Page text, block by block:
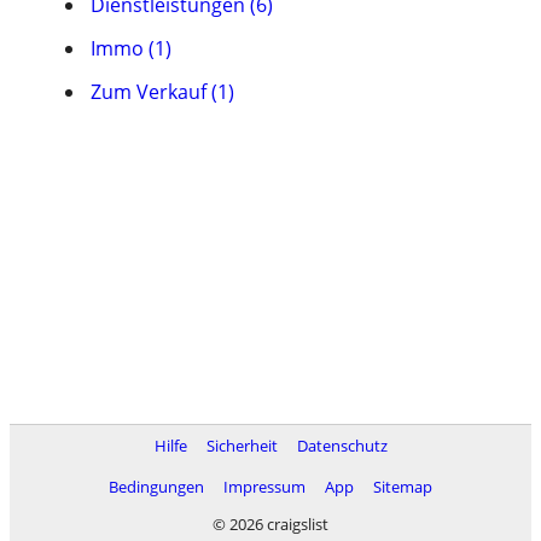
Immo (1)
Zum Verkauf (1)
Hilfe Sicherheit
Datenschutz
Bedingungen
Impressum App
Sitemap
© 2026 craigslist